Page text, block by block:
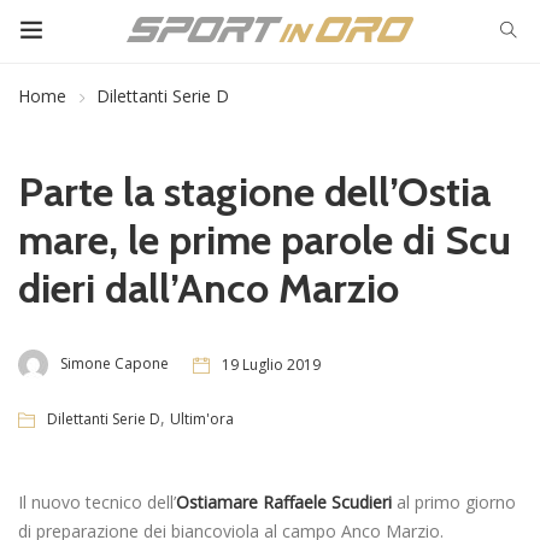
Home Dilettanti Serie D
Parte la stagione dell’Ostia
mare, le prime parole di Scu
dieri dall’Anco Marzio
Simone Capone 19 Luglio 2019
Dilettanti Serie D, Ultim'ora
Il nuovo tecnico dell’Ostiamare Raffaele Scudieri al primo giorno
di preparazione dei biancoviola al campo Anco Marzio.